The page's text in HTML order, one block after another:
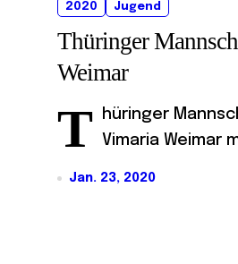
2020 Jugend
Thüringer
Weimar
T
hüringer
Vimaria Weimar
Jan. 23, 2020